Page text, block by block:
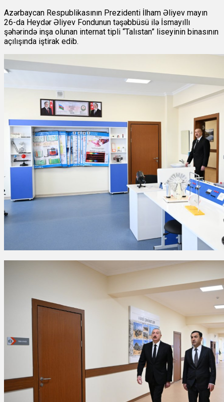
Azərbaycan Respublikasının Prezidenti İlham Əliyev mayın
26-da Heydər Əliyev Fondunun təşəbbüsü ilə İsmayıllı
şəhərində inşa olunan internat tipli “Talıstan” liseyinin binasının
açılışında iştirak edib.